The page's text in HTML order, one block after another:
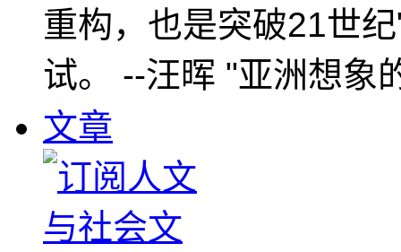
重构，也是突破21世
试。 --汪晖 "亚洲想象
文章